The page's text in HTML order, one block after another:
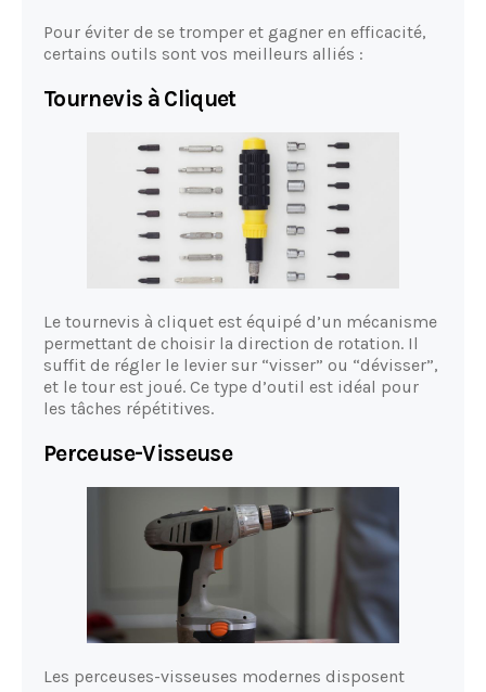
Pour éviter de se tromper et gagner en efficacité,
certains outils sont vos meilleurs alliés :
Tournevis à Cliquet
Le tournevis à cliquet est équipé d’un mécanisme
permettant de choisir la direction de rotation. Il
suffit de régler le levier sur “visser” ou “dévisser”,
et le tour est joué. Ce type d’outil est idéal pour
les tâches répétitives.
Perceuse-Visseuse
Les perceuses-visseuses modernes disposent